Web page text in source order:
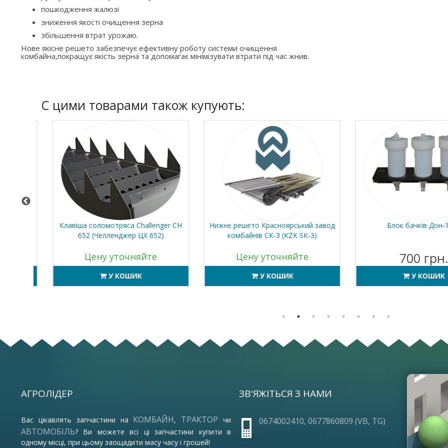
пошкодження жалюзі
зниження якості очищення зерна
збільшення втрат урожаю.
Нове якісне решето забезпечує ефективну роботу системи очищення
комбайна,покращує якість зерна та допомагає мінімізувати втрати під час жнив.
C цими товарами також купують:
Клавіша соломотряса Challenger CH
652 (Челленджер ЦХ 652)
Цену уточняйте
У КОШИК
Нижнє решето Красноярський завод
комбайнів СК-3 (KZK SK-3)
Цену уточняйте
У КОШИК
Блок бачків Дон-
700 грн.
У КОШИК
АГРОЛІДЕР
Вас цікавлять запчастини на КОМБАЙН, ТРАКТОРчи
АВТОМОБІЛЬ? Ви можете всі ці запчастини купити в
одному місці, при цьому заощадити масу часу і грошей!
ЗВ'ЯЖІТЬСЯ З НАМИ
0674002410, 0677860809 (VB, TG)
ПРО